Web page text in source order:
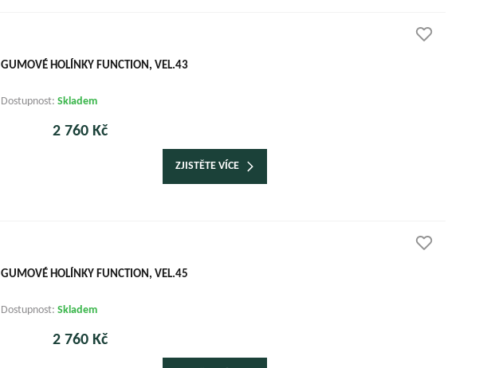
GUMOVÉ HOLÍNKY FUNCTION, VEL.43
Dostupnost: Skladem
2 760 Kč
ZJISTĚTE VÍCE
GUMOVÉ HOLÍNKY FUNCTION, VEL.45
Dostupnost: Skladem
2 760 Kč